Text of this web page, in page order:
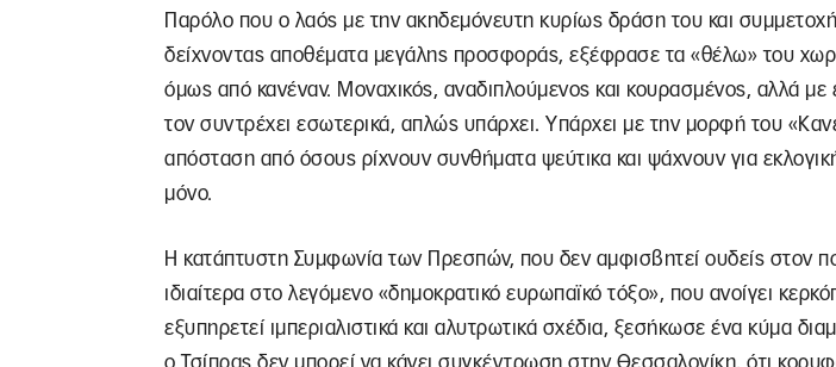
Παρόλο που ο λαός με την ακηδεμόνευτη κυρίως δράση του και
δείχνοντας αποθέματα μεγάλης προσφοράς, εξέφρασε τα «θέλω» του
όμως από κανέναν. Μοναχικός, αναδιπλούμενος και κουρασμένος, αλλά με
τον συντρέχει εσωτερικά, απλώς υπάρχει. Υπάρχει με την μορφή του
απόσταση από όσους ρίχνουν συνθήματα ψεύτικα και ψάχνουν για
μόνο.
Η κατάπτυστη Συμφωνία των Πρεσπών, που δεν αμφισβητεί ουδείς στον
ιδιαίτερα στο λεγόμενο «δημοκρατικό ευρωπαϊκό τόξο», που ανοίγει
εξυπηρετεί ιμπεριαλιστικά και αλυτρωτικά σχέδια, ξεσήκωσε ένα κύμα
ο Τσίπρας δεν μπορεί να κάνει συγκέντρωση στην Θεσσαλονίκη, ότι